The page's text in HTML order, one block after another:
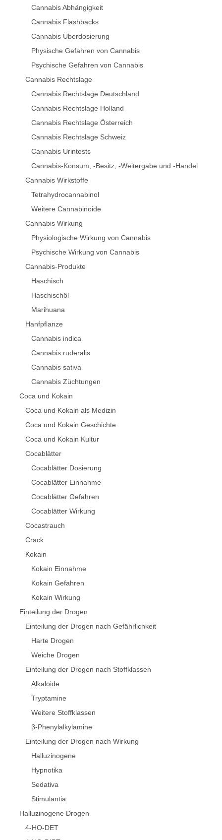
Cannabis Abhängigkeit
Cannabis Flashbacks
Cannabis Überdosierung
Physische Gefahren von Cannabis
Psychische Gefahren von Cannabis
Cannabis Rechtslage
Cannabis Rechtslage Deutschland
Cannabis Rechtslage Holland
Cannabis Rechtslage Österreich
Cannabis Rechtslage Schweiz
Cannabis Urintests
Cannabis-Konsum, -Besitz, -Weitergabe und -Handel
Cannabis Wirkstoffe
Tetrahydrocannabinol
Weitere Cannabinoide
Cannabis Wirkung
Physiologische Wirkung von Cannabis
Psychische Wirkung von Cannabis
Cannabis-Produkte
Haschisch
Haschischöl
Marihuana
Hanfpflanze
Cannabis indica
Cannabis ruderalis
Cannabis sativa
Cannabis Züchtungen
Coca und Kokain
Coca und Kokain als Medizin
Coca und Kokain Geschichte
Coca und Kokain Kultur
Cocablätter
Cocablätter Dosierung
Cocablätter Einnahme
Cocablätter Gefahren
Cocablätter Wirkung
Cocastrauch
Crack
Kokain
Kokain Einnahme
Kokain Gefahren
Kokain Wirkung
Einteilung der Drogen
Einteilung der Drogen nach Gefährlichkeit
Harte Drogen
Weiche Drogen
Einteilung der Drogen nach Stoffklassen
Alkaloide
Tryptamine
Weitere Stoffklassen
β-Phenylalkylamine
Einteilung der Drogen nach Wirkung
Halluzinogene
Hypnotika
Sedativa
Stimulantia
Halluzinogene Drogen
4-HO-DET